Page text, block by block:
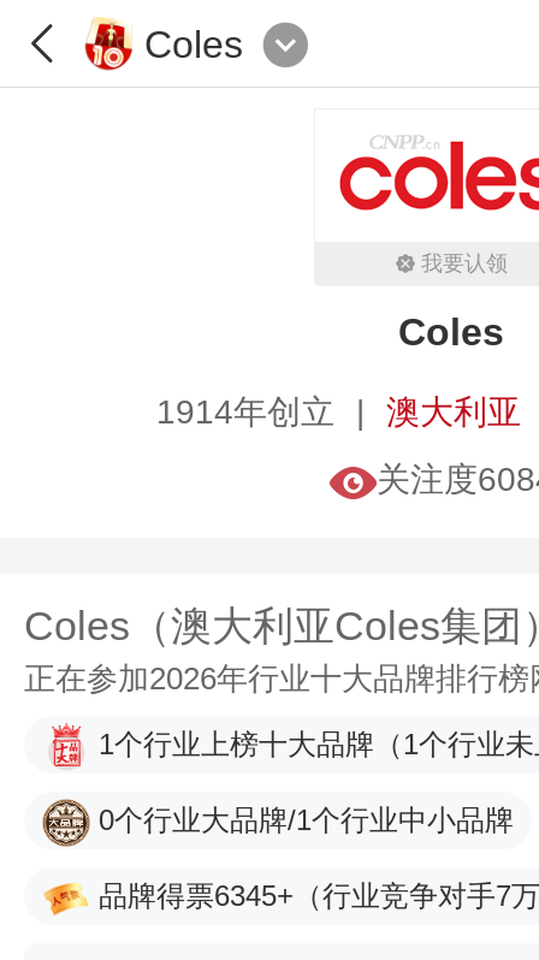
Coles
我要认领
Coles
1914年创立
澳大利亚
关注度
Coles（澳大利亚Coles集团
正在参加2026年行业十大品牌排行
1个行业上榜十大品牌 （1个行业
0个行业大品牌/1个行业中小品牌
品牌得票6345+ （行业竞争对手7